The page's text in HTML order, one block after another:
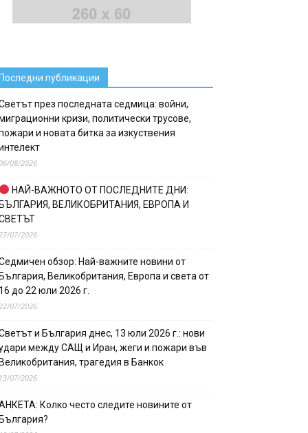
публикации
през последната седмица: войни,
кризи, политически трусове,
и новата битка за изкуствения
08/2026
НАЙ-ВАЖНОТО ОТ ПОСЛЕДНИТЕ ДНИ:
ВЕЛИКОБРИТАНИЯ, ЕВРОПА И
07/2026
обзор: Най-важните новини от
Великобритания, Европа и света от
до 22 юли 2026 г.
07/2026
и България днес, 13 юли 2026 г.: нови
между САЩ и Иран, жеги и пожари във
трагедия в Банкок
07/2026
Колко често следите новините от